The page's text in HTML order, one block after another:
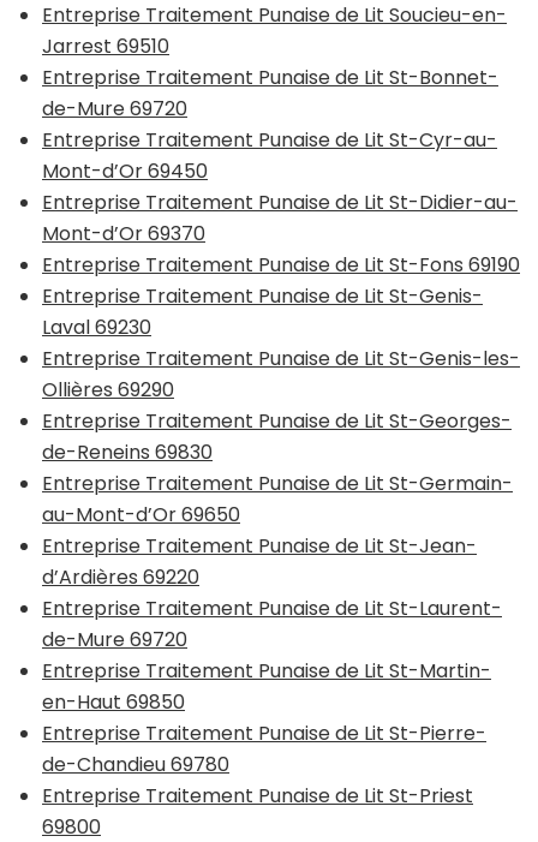
Entreprise Traitement Punaise de Lit Soucieu-en-
Jarrest 69510
Entreprise Traitement Punaise de Lit St-Bonnet-
de-Mure 69720
Entreprise Traitement Punaise de Lit St-Cyr-au-
Mont-d’Or 69450
Entreprise Traitement Punaise de Lit St-Didier-au-
Mont-d’Or 69370
Entreprise Traitement Punaise de Lit St-Fons 69190
Entreprise Traitement Punaise de Lit St-Genis-
Laval 69230
Entreprise Traitement Punaise de Lit St-Genis-les-
Ollières 69290
Entreprise Traitement Punaise de Lit St-Georges-
de-Reneins 69830
Entreprise Traitement Punaise de Lit St-Germain-
au-Mont-d’Or 69650
Entreprise Traitement Punaise de Lit St-Jean-
d’Ardières 69220
Entreprise Traitement Punaise de Lit St-Laurent-
de-Mure 69720
Entreprise Traitement Punaise de Lit St-Martin-
en-Haut 69850
Entreprise Traitement Punaise de Lit St-Pierre-
de-Chandieu 69780
Entreprise Traitement Punaise de Lit St-Priest
69800